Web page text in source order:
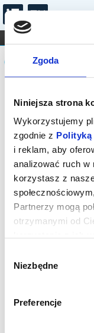
Zgoda
Niniejsza strona
Wykorzystujemy
zgodnie z Polityką
i reklam, aby
analizować ruch w
korzystasz z
Partnerzy mogą
otrzymanymi od
zgody
Niezbędne
Preferencje
FILHARMONIA
DLA DZIECI
Komunikat
Seans